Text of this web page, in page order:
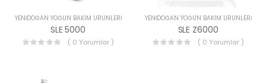
YENIDOĞAN YOĞUN BAKIM ÜRÜNLERI
SLE 5000
( 0 Yorumlar )
YENIDOĞAN YOĞUN BAKIM ÜRÜNLERI
SLE Z6000
( 0 Yorumlar )